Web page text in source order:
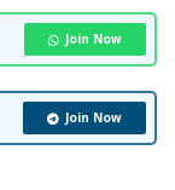
Join Now
Join Now